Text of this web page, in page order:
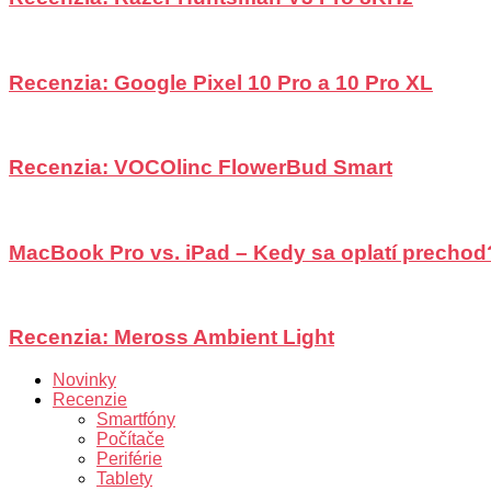
Recenzia: Google Pixel 10 Pro a 10 Pro XL
Recenzia: VOCOlinc FlowerBud Smart
MacBook Pro vs. iPad – Kedy sa oplatí
Recenzia: Meross Ambient Light
Novinky
Recenzie
Smartfóny
Počítače
Periférie
Tablety